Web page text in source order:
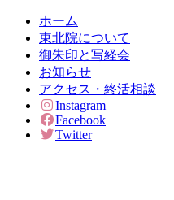
ホーム
東北院について
御朱印と写経会
お知らせ
アクセス・終活相談
Instagram
Facebook
Twitter